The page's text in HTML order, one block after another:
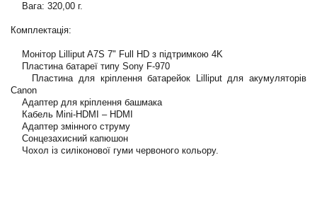
Вага: 320,00 г.
Комплектація:
Монітор Lilliput A7S 7" Full HD з підтримкою 4K
Пластина батареї типу Sony F-970
Пластина для кріплення батарейок Lilliput для акумуляторів
Canon
Адаптер для кріплення башмака
Кабель Mini-HDMI – HDMI
Адаптер змінного струму
Сонцезахисний капюшон
Чохол із силіконової гуми червоного кольору.